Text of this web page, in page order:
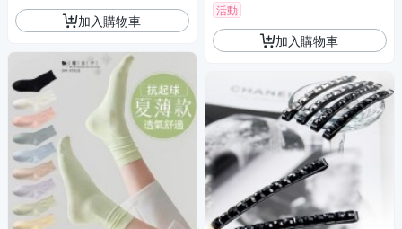
加入購物車
活動
加入購物車